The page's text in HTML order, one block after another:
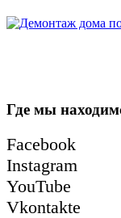
Где мы
Facebook
Instagram
YouTube
Vkontakte